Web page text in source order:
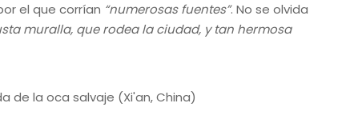
el que corrían “numerosas fuentes”. No se olvida
muralla, que rodea la ciudad, y tan hermosa